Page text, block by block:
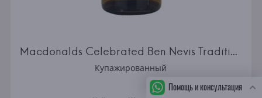
Помощь и консультация
Macdonalds Celebrated Ben Nevis Traditional
Купажированный